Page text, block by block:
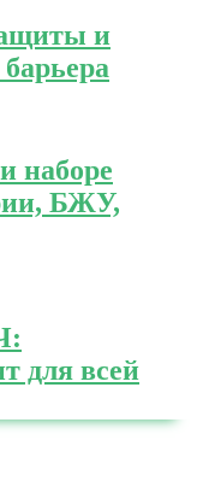
и
наборе
БЖУ,
для всей